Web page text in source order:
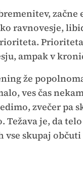
ravnovesje,
ampak v
že
ves čas
zvečer pa
je, da
vse skupaj